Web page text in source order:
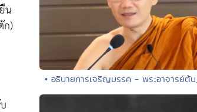
น
ก)
• อธิบายการเจริญมรรค - พระอาจารย์ต้